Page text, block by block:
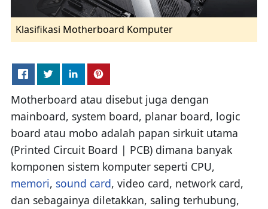
Klasifikasi Motherboard Komputer
Motherboard atau disebut juga dengan
mainboard, system board, planar board, logic
board atau mobo adalah papan sirkuit utama
(Printed Circuit Board | PCB) dimana banyak
komponen sistem komputer seperti CPU,
memori, sound card, video card, network card,
dan sebagainya diletakkan, saling terhubung,